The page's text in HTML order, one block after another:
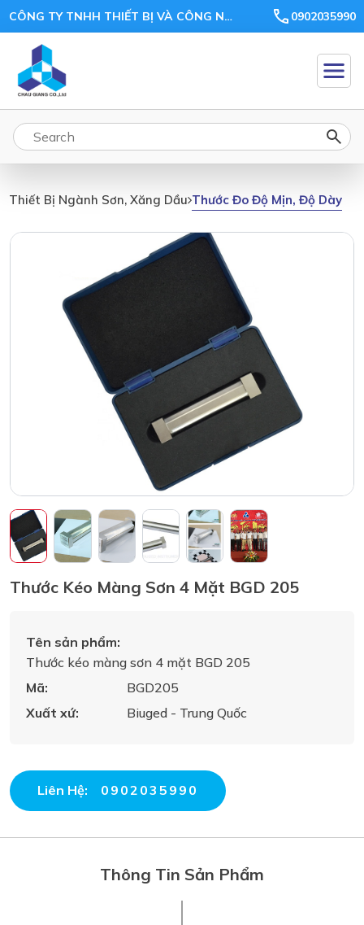
CÔNG TY TNHH THIẾT BỊ VÀ CÔNG NGHỆ CHÂU GIANG 0902035990
Thiết Bị Ngành Sơn, Xăng Dầu Thước Đo Độ Mịn, Độ Dày
Thước Kéo Màng Sơn 4 Mặt BGD 205
Tên sản phẩm:
Thước kéo màng sơn 4 mặt BGD 205
Mã:
BGD205
Xuất xứ:
Biuged - Trung Quốc
Liên Hệ: 0902035990
Thông Tin Sản Phẩm